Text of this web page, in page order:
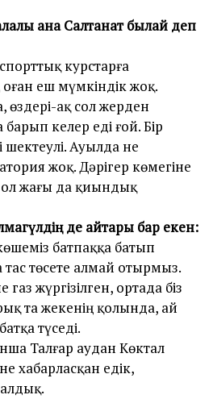
ана Салтанат былай деп
курстарға
еш мүмкіндік жоқ.
өздері-ақ сол жерден
келер еді ғой. Бір
Ауылда не
жоқ. Дәрігер көмегіне
ол жағы да қиындық
де айтары бар екен:
батпаққа батып
төсете алмай отырмыз.
жүргізілген, ортада біз
та жекенің қолында, ай
түседі.
Талғар аудан Көктал
хабарласқан едік,